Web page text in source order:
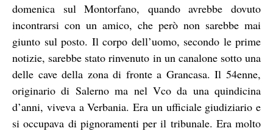
domenica sul Montorfano, quando avrebbe dovuto
incontrarsi con un amico, che però non sarebbe mai
giunto sul posto. Il corpo dell’uomo, secondo le prime
notizie, sarebbe stato rinvenuto in un canalone sotto una
delle cave della zona di fronte a Grancasa. Il 54enne,
originario di Salerno ma nel Vco da una quindicina
d’anni, viveva a Verbania. Era un ufficiale giudiziario e
si occupava di pignoramenti per il tribunale. Era molto